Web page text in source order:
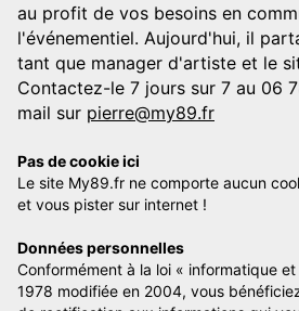
au profit de vos besoins en
l'événementiel. Aujourd'hui, il
tant que manager d'artiste et le
Contactez-le 7 jours sur 7 au 06
mail sur pierre@my89.fr
Pas de cookie ici
Le site My89.fr ne comporte aucun
et vous pister sur internet !
Données personnelles
Conformément à la loi « informatique
1978 modifiée en 2004, vous